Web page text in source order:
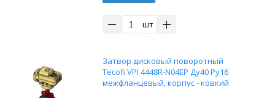
шт
Затвор дисковый поворотный
Tecofi VPI 4448R-N04EP Ду40 Ру16
межфланцевый, корпус - ковкий